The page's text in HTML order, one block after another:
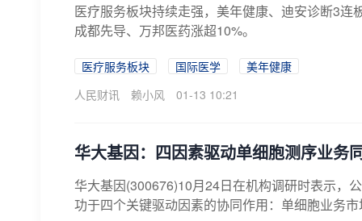
医疗服务板块持续走强，美年健康、迪安诊断3
成都先导、万邦医药涨超10%。
医疗服务板块 国际医学
美年健康
人民财讯
赖小风 01-13 10:21
华大基因：四因素驱动单细胞测序业务
华大基因(300676)10月24日在机构调研时表示，
功于四个关键驱动因素的协同作用：单细胞业务